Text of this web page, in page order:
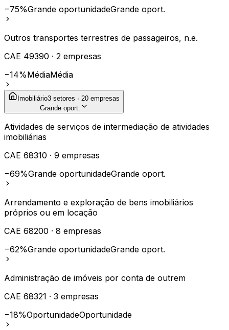
−75%Grande oportunidadeGrande oport.
Outros transportes terrestres de passageiros, n.e.
CAE 49390 · 2 empresas
−14%MédiaMédia
Imobiliário3 setores · 20 empresas
Grande oport.
Atividades de serviços de intermediação de atividades
imobiliárias
CAE 68310 · 9 empresas
−69%Grande oportunidadeGrande oport.
Arrendamento e exploração de bens imobiliários
próprios ou em locação
CAE 68200 · 8 empresas
−62%Grande oportunidadeGrande oport.
Administração de imóveis por conta de outrem
CAE 68321 · 3 empresas
−18%OportunidadeOportunidade